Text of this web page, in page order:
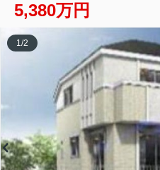
5,380万円
1/2